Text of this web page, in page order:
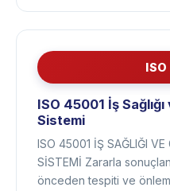
ISO 45001 İş
Sistemi
ISO 45001 İŞ SAĞLIĞI
SİSTEMİ Zararla